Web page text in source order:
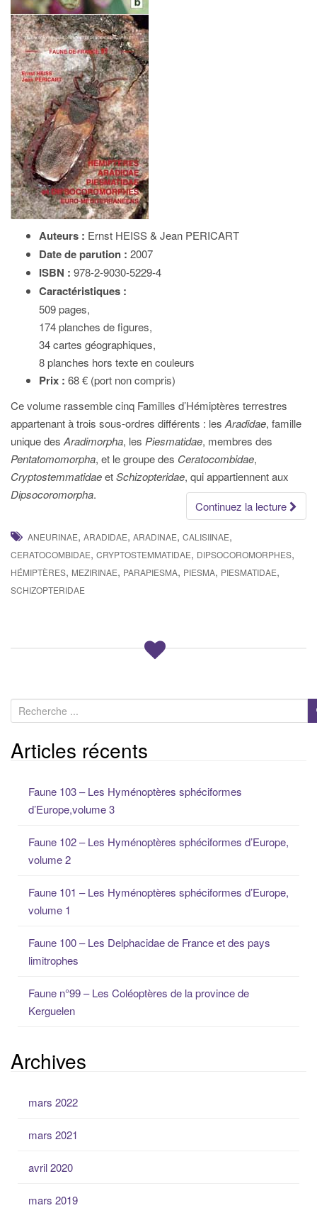
Auteurs : Ernst HEISS & Jean PERICART
Date de parution : 2007
ISBN : 978-2-9030-5229-4
Caractéristiques :
509 pages,
174 planches de figures,
34 cartes géographiques,
8 planches hors texte en couleurs
Prix : 68 € (port non compris)
Ce volume rassemble cinq Familles d’Hémiptères terrestres
appartenant à trois sous-ordres différents : les Aradidae, famille
unique des Aradimorpha, les Piesmatidae, membres des
Pentatomomorpha, et le groupe des Ceratocombidae,
CryptostemmatidaeetSchizopteridae, qui appartiennent aux
Dipsocoromorpha.
Continuez la lecture
ANEURINAE, ARADIDAE, ARADINAE, CALISIINAE,
CERATOCOMBIDAE, CRYPTOSTEMMATIDAE, DIPSOCOROMORPHES,
HÉMIPTÈRES, MEZIRINAE, PARAPIESMA, PIESMA, PIESMATIDAE,
SCHIZOPTERIDAE
e
c
hArticles récents
Faune 103 – Les Hyménoptères sphéciformes
d’Europe,volume 3
Faune 102 – Les Hyménoptères sphéciformes d’Europe,
volume 2
Faune 101 – Les Hyménoptères sphéciformes d’Europe,
volume 1
Faune 100 – Les Delphacidae de France et des pays
limitrophes
Faune n°99 – Les Coléoptères de la province de
Kerguelen
Archives
mars 2022
mars 2021
avril 2020
mars 2019